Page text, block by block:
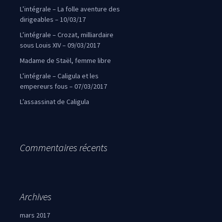
L’intégrale – La folle aventure des
dirigeables – 10/03/17
L’intégrale – Crozat, milliardaire
sous Louis XIV – 09/03/2017
Madame de Staël, femme libre
L’intégrale – Caligula et les
empereurs fous – 07/03/2017
L’assassinat de Caligula
Commentaires récents
Archives
mars 2017